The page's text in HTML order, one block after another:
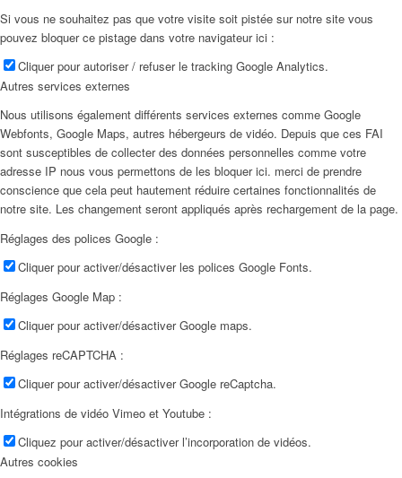
Si vous ne souhaitez pas que votre visite soit pistée sur notre site vous
pouvez bloquer ce pistage dans votre navigateur ici :
Cliquer pour autoriser / refuser le tracking Google Analytics.
Autres services externes
Nous utilisons également différents services externes comme Google
Webfonts, Google Maps, autres hébergeurs de vidéo. Depuis que ces FAI
sont susceptibles de collecter des données personnelles comme votre
adresse IP nous vous permettons de les bloquer ici. merci de prendre
conscience que cela peut hautement réduire certaines fonctionnalités de
notre site. Les changement seront appliqués après rechargement de la page.
Réglages des polices Google :
Cliquer pour activer/désactiver les polices Google Fonts.
Réglages Google Map :
Cliquer pour activer/désactiver Google maps.
Réglages reCAPTCHA :
Cliquer pour activer/désactiver Google reCaptcha.
Intégrations de vidéo Vimeo et Youtube :
Cliquez pour activer/désactiver l’incorporation de vidéos.
Autres cookies